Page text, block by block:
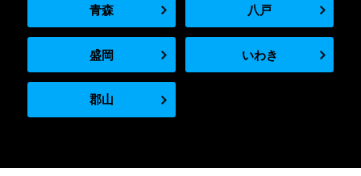
青森 八戸
盛岡 いわき
郡山